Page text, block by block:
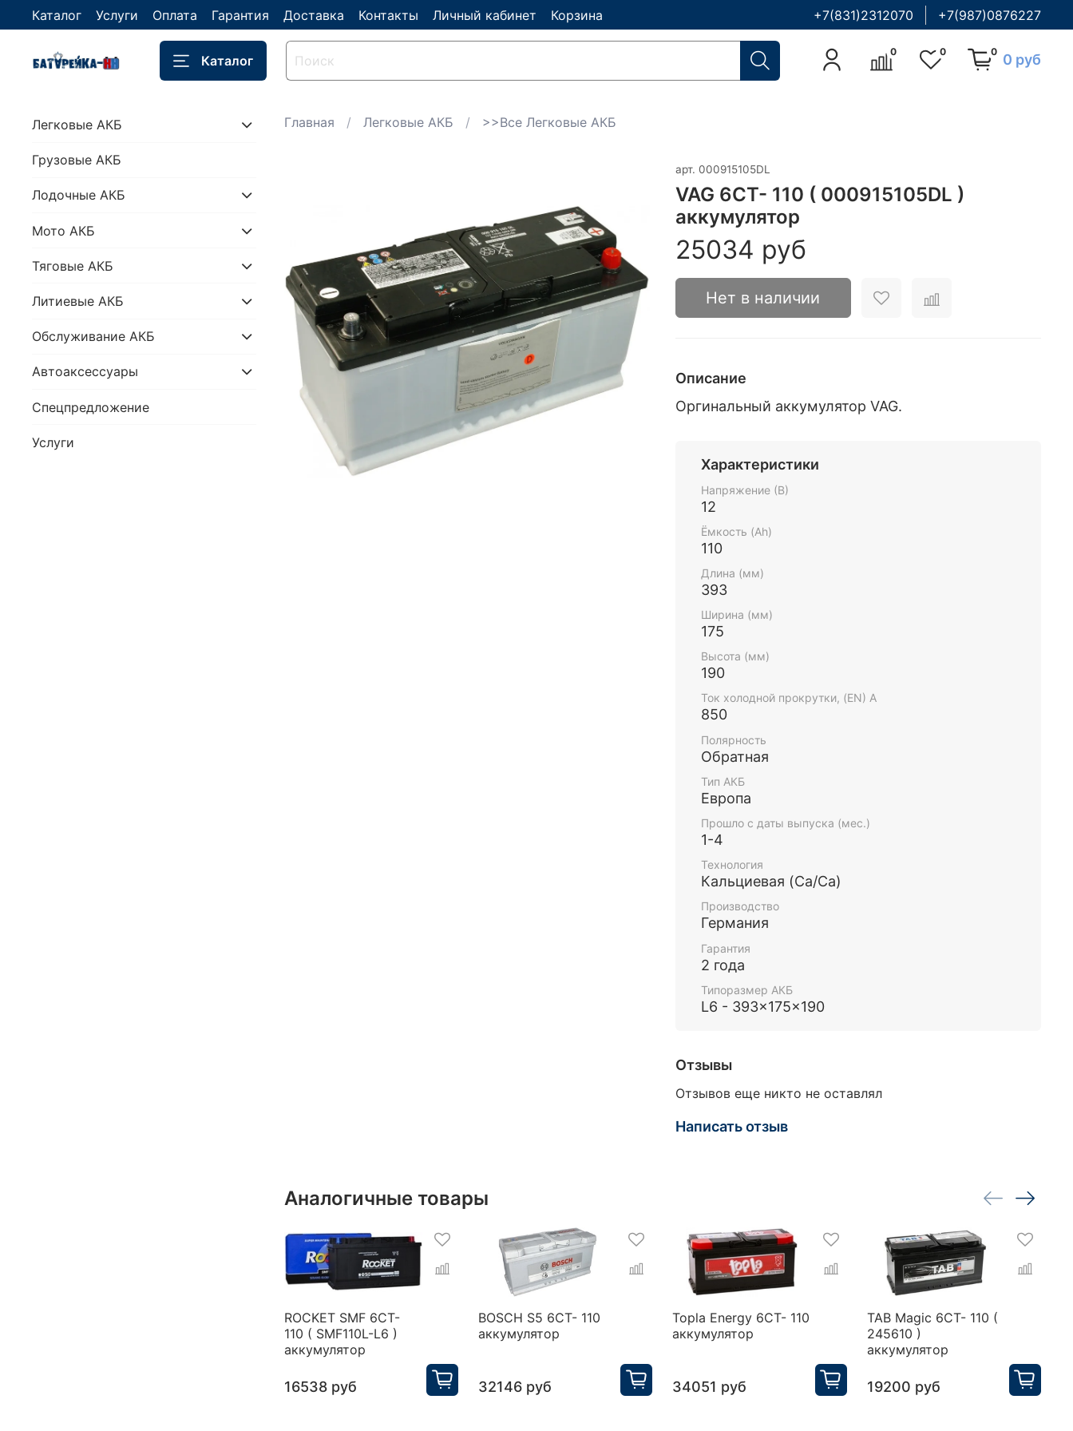
Каталог Услуги Оплата Гарантия Доставка Контакты Личный кабинет Корзина +7(831)2312070 +7(987)0876227
Каталог
0 0 0 0 руб
Главная Легковые АКБ >>Все Легковые АКБ
арт. 000915105DL
VAG 6CT- 110 ( 000915105DL )
аккумулятор
25034 руб
Нет в наличии
Описание
Оргинальный аккумулятор VAG.
Характеристики
Напряжение (В)
12
Ёмкость (Ah)
110
Длина (мм)
393
Ширина (мм)
175
Высота (мм)
190
Ток холодной прокрутки, (EN) А
850
Полярность
Обратная
Тип АКБ
Европа
Прошло с даты выпуска (мес.)
1-4
Технология
Кальциевая (Ca/Ca)
Производство
Германия
Гарантия
2 года
Типоразмер АКБ
L6 - 393x175x190
Отзывы
Отзывов еще никто не оставлял
Написать отзыв
Аналогичные товары
ROCKET SMF 6CT-
110 ( SMF110L-L6 )
аккумулятор
16538 руб
BOSCH S5 6CT- 110
аккумулятор
32146 руб
Topla Energy 6CT- 110
аккумулятор
34051 руб
TAB Magic 6CT- 110 (
245610 )
аккумулятор
19200 руб
Легковые АКБ
Грузовые АКБ
Лодочные АКБ
Мото АКБ
Тяговые АКБ
Литиевые АКБ
Обслуживание АКБ
Автоаксессуары
Спецпредложение
Услуги